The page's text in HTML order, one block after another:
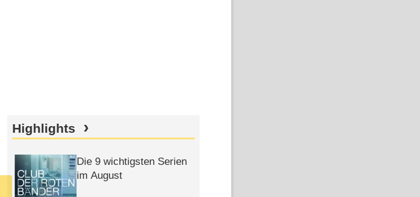
Highlights
Die 9 wichtigsten Serien
im August